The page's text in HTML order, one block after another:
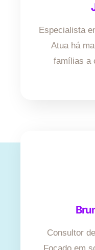
Especialista
Atua há
famílias a
Consultor